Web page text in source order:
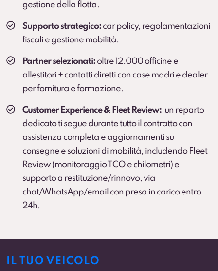
gestione della flotta.
Supporto strategico: car policy, regolamentazioni
fiscali e gestione mobilità.
Partner selezionati: oltre 12.000 officine e
allestitori + contatti diretti con case madri e dealer
per fornitura e formazione.
Customer Experience & Fleet Review: un reparto
dedicato ti segue durante tutto il contratto con
assistenza completa e aggiornamenti su
consegne e soluzioni di mobilità, includendo Fleet
Review (monitoraggio TCO e chilometri) e
supporto a restituzione/rinnovo, via
chat/WhatsApp/email con presa in carico entro
24h.
IL TUO VEICOLO